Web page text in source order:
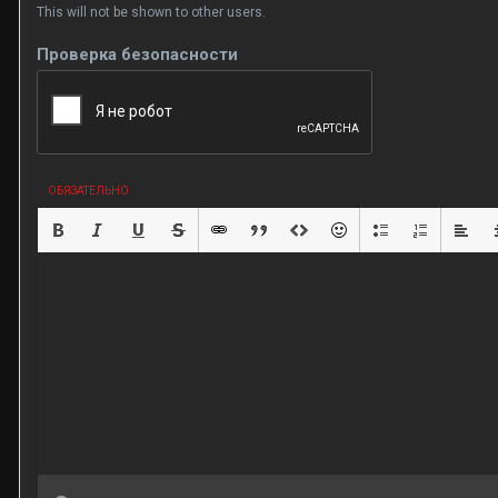
This will not be shown to other users.
Проверка безопасности
ОБЯЗАТЕЛЬНО